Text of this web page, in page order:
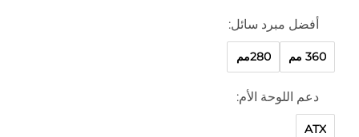
أفضل مبرد سائل:
360 مم 280مم
دعم اللوحة الأم:
ATX